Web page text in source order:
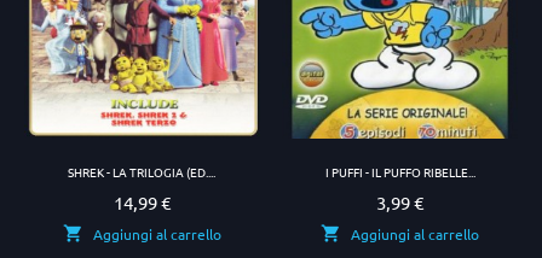
SHREK - LA TRILOGIA (ED....
Prezzo
14,99 €
Aggiungi al carrello
I PUFFI - IL PUFFO RIBELLE...
Prezzo
3,99 €
Aggiungi al carrello